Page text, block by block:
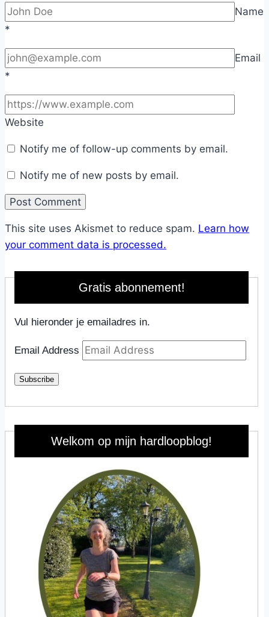
Name
*
Email
*
Website
Notify me of follow-up comments by email.
Notify me of new posts by email.
This site uses Akismet to reduce spam. Learn how
your comment data is processed.
Gratis abonnement!
Vul hieronder je emailadres in.
Email Address
Subscribe
Welkom op mijn hardloopblog!